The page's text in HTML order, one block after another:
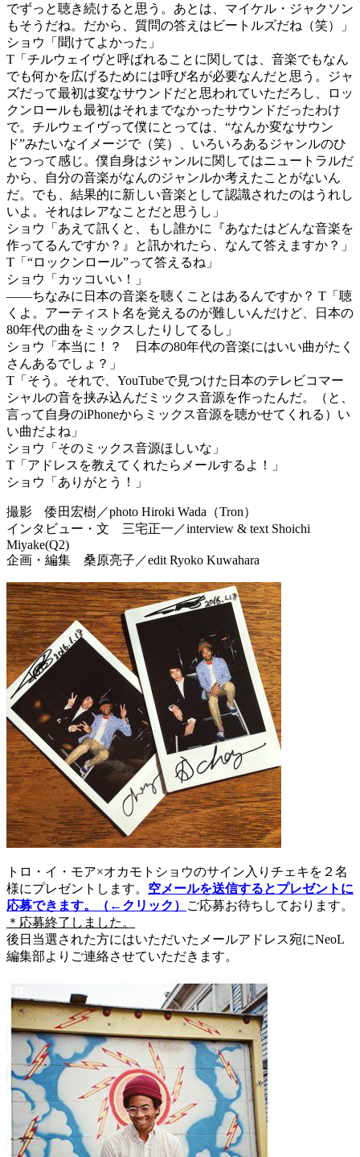
でずっと聴き続けると思う。あとは、マイケル・ジャクソン
もそうだね。だから、質問の答えはビートルズだね（笑）」
ショウ
「聞けてよかった」
T 「チルウェイヴと呼ばれることに関しては、音楽でもなん
でも何かを広げるためには呼び名が必要なんだと思う。ジャ
ズだって最初は変なサウンドだと思われていただろし、ロッ
クンロールも最初はそれまでなかったサウンドだったわけ
で。チルウェイヴって僕にとっては、“なんか変なサウン
ド”みたいなイメージで（笑）、いろいろあるジャンルのひ
とつって感じ。僕自身はジャンルに関してはニュートラルだ
から、自分の音楽がなんのジャンルか考えたことがないん
だ。でも、結果的に新しい音楽として認識されたのはうれし
いよ。それはレアなことだと思うし」
ショウ
「あえて訊くと、もし誰かに『あなたはどんな音楽を
作ってるんですか？』と訊かれたら、なんて答えますか？」
T 「“ロックンロール”って答えるね」
ショウ
「カッコいい！」
——ちなみに日本の音楽を聴くことはあるんですか？ T 「聴
くよ。アーティスト名を覚えるのが難しいんだけど、日本の
80年代の曲をミックスしたりしてるし」
ショウ
「本当に！？ 日本の80年代の音楽にはいい曲がたく
さんあるでしょ？」
T 「そう。それで、YouTubeで見つけた日本のテレビコマー
シャルの音を挟み込んだミックス音源を作ったんだ。（と、
言って自身のiPhoneからミックス音源を聴かせてくれる）い
い曲だよね」
ショウ
「そのミックス音源ほしいな」
T 「アドレスを教えてくれたらメールするよ！」
ショウ
「ありがとう！」
撮影 倭田宏樹／photo Hiroki Wada（Tron）
インタビュー・文 三宅正一／interview & text Shoichi
Miyake(Q2)
企画・編集 桑原亮子／edit Ryoko Kuwahara
トロ・イ・モア×オカモトショウのサイン入りチェキを２名
様にプレゼントします。 空メールを送信するとプレゼントに
応募できます。（←クリック）
ご応募お待ちしております。
＊応募終了しました。
後日当選された方にはいただいたメールアドレス宛にNeoL
編集部よりご連絡させていただきます。